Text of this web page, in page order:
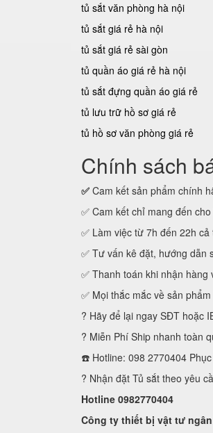
tủ sắt văn phòng hà nội
tủ sắt giá rẻ hà nội
tủ sắt giá rẻ sài gòn
tủ quần áo giá rẻ hà nội
tủ sắt đựng quần áo giá rẻ
tủ lưu trữ hồ sơ giá rẻ
tủ hồ sơ văn phòng giá rẻ
Chính sách
✅ Cam kết sản phẩm chính
✅ Cam kết chỉ mang đến
✅ Làm việc từ 7h đến 22h
✅ Tư vấn kê đặt, hướng dẫn
✅ Thanh toán khi nhận
✅ Mọi thắc mắc về sản
? Hãy để lại ngay SĐT hoặc
? Miễn Phí Ship nhanh toàn
☎️ Hotline: 098 2770404
? Nhận đặt Tủ sắt theo yêu
Hotline 0982770404
Công ty thiết bị vật tư